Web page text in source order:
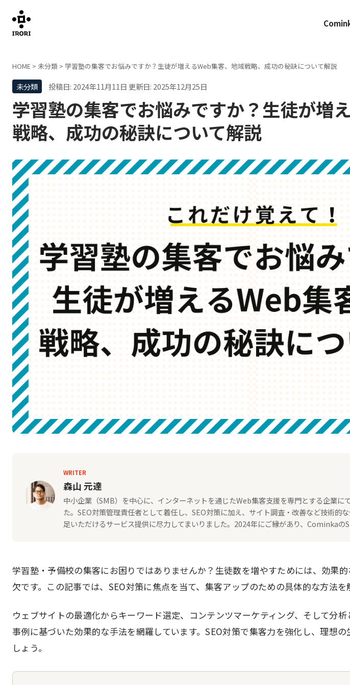
HOME > 未分類 > 学習塾の集客でお悩みですか？生徒が増えるWeb集客、地域戦略、成功の秘訣について解説
未分類 投稿日: 2024年11月11日 更新日: 2025年12月25日
学習塾の集客でお悩みですか？生徒が増
戦略、成功の秘訣について解説
WRITER
森山 元達
中小企業（SMB）を中心に、インターネットを通じたWeb集客支援を専門とする企業に
た。SEO対策管理責任者として着任し、SEO対策に加え、サイト調査・改善など技術的
足いただけるサービス提供に尽力してまいりました。2024年にご縁があり、Cominkaの
学習塾・予備校の集客にお困りではありませんか？生徒数を増やすためには、効果
欠です。この記事では、SEO対策に焦点を当て、集客アップのための具体的な方法を
ウェブサイトの最適化からキーワード選定、コンテンツマーケティング、そして分
事例に基づいた効果的な手法を網羅しています。SEO対策で集客力を強化し、理想の
しょう。